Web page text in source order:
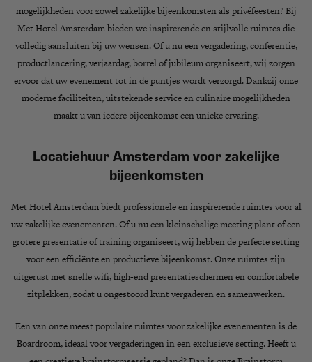
mogelijkheden voor zowel zakelijke bijeenkomsten als privéfeesten? Bij
Met Hotel Amsterdambieden we inspirerende en stijlvolle ruimtes die
volledig aansluiten bij uw wensen. Of u nu eenvergadering, conferentie,
productlancering, verjaardag, borrel of jubileumorganiseert, wij zorgen
ervoor dat uw evenement tot in de puntjes wordt verzorgd. Dankzij onze
moderne faciliteiten, uitstekende service en culinaire mogelijkheden
maakt u van iedere bijeenkomst een unieke ervaring.
Locatiehuur Amsterdam voor zakelijke
bijeenkomsten
Met Hotel Amsterdam biedtprofessionele en inspirerende ruimtes voor al
uw zakelijke evenementen. Of u nu eenkleinschalige meetingplant of een
grotere presentatie of trainingorganiseert, wij hebben de perfecte setting
voor eenefficiënte en productieve bijeenkomst. Onze ruimtes zijn
uitgerust metsnelle wifi, high-end presentatieschermen en comfortabele
zitplekken, zodat u ongestoord kunt vergaderen en samenwerken.
Een van onze meest populaire ruimtes voor zakelijke evenementen is de
Boardroom, ideaal voor vergaderingen in een exclusieve setting. Heeft u